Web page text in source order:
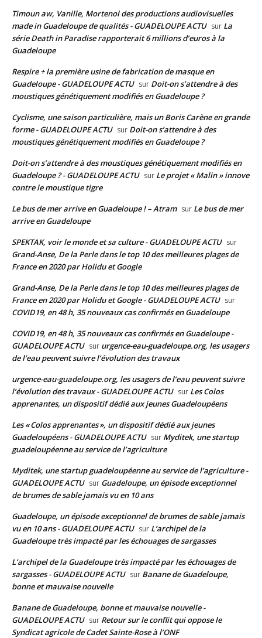
Timoun aw, Vanille, Mortenol des productions audiovisuelles
made in Guadeloupe de qualités - GUADELOUPE ACTU sur La
série Death in Paradise rapporterait 6 millions d’euros à la
Guadeloupe
Respire + la première usine de fabrication de masque en
Guadeloupe - GUADELOUPE ACTU sur Doit-on s’attendre à des
moustiques génétiquement modifiés en Guadeloupe ?
Cyclisme, une saison particulière, mais un Boris Carène en grande
forme - GUADELOUPE ACTU sur Doit-on s’attendre à des
moustiques génétiquement modifiés en Guadeloupe ?
Doit-on s’attendre à des moustiques génétiquement modifiés en
Guadeloupe ? - GUADELOUPE ACTU sur Le projet « Malin » innove
contre le moustique tigre
Le bus de mer arrive en Guadeloupe ! – Atram sur Le bus de mer
arrive en Guadeloupe
SPEKTAK, voir le monde et sa culture - GUADELOUPE ACTU sur
Grand-Anse, De la Perle dans le top 10 des meilleures plages de
France en 2020 par Holidu et Google
Grand-Anse, De la Perle dans le top 10 des meilleures plages de
France en 2020 par Holidu et Google - GUADELOUPE ACTU sur
COVID19, en 48 h, 35 nouveaux cas confirmés en Guadeloupe
COVID19, en 48 h, 35 nouveaux cas confirmés en Guadeloupe -
GUADELOUPE ACTU sur urgence-eau-guadeloupe.org, les usagers
de l’eau peuvent suivre l’évolution des travaux
urgence-eau-guadeloupe.org, les usagers de l’eau peuvent suivre
l’évolution des travaux - GUADELOUPE ACTU sur Les Colos
apprenantes, un dispositif dédié aux jeunes Guadeloupéens
Les « Colos apprenantes », un dispositif dédié aux jeunes
Guadeloupéens - GUADELOUPE ACTU sur Myditek, une startup
guadeloupéenne au service de l’agriculture
Myditek, une startup guadeloupéenne au service de l’agriculture -
GUADELOUPE ACTU sur Guadeloupe, un épisode exceptionnel
de brumes de sable jamais vu en 10 ans
Guadeloupe, un épisode exceptionnel de brumes de sable jamais
vu en 10 ans - GUADELOUPE ACTU sur L’archipel de la
Guadeloupe très impacté par les échouages de sargasses
L’archipel de la Guadeloupe très impacté par les échouages de
sargasses - GUADELOUPE ACTU sur Banane de Guadeloupe,
bonne et mauvaise nouvelle
Banane de Guadeloupe, bonne et mauvaise nouvelle -
GUADELOUPE ACTU sur Retour sur le conflit qui oppose le
Syndicat agricole de Cadet Sainte-Rose à l’ONF